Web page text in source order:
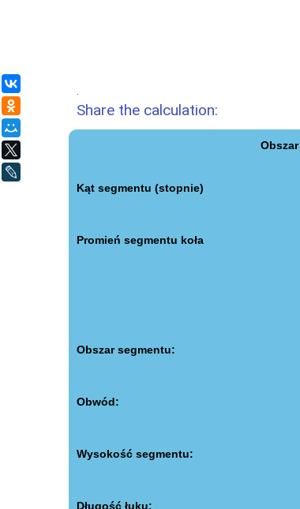
Share the calculation:
Kąt segmentu (stopnie)
Promień segmentu koła
Obszar segmentu:
Obwód:
Wysokość segmentu:
Długość łuku:
Одноклассники